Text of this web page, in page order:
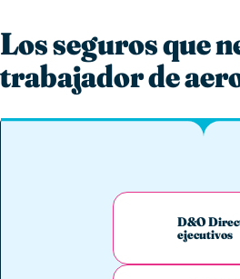
Los seguros que
trabajador de
D&O
ejecutivos